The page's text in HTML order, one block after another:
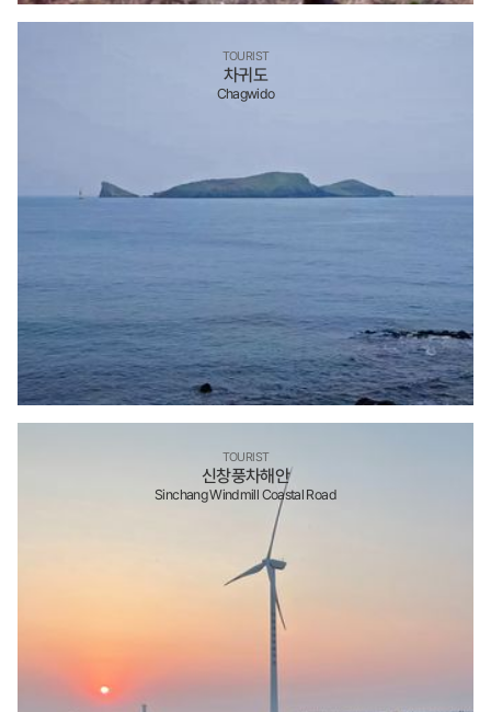
TOURIST
차귀도
Chagwido
TOURIST
신창풍차해안
Sinchang Windmill Coastal Road